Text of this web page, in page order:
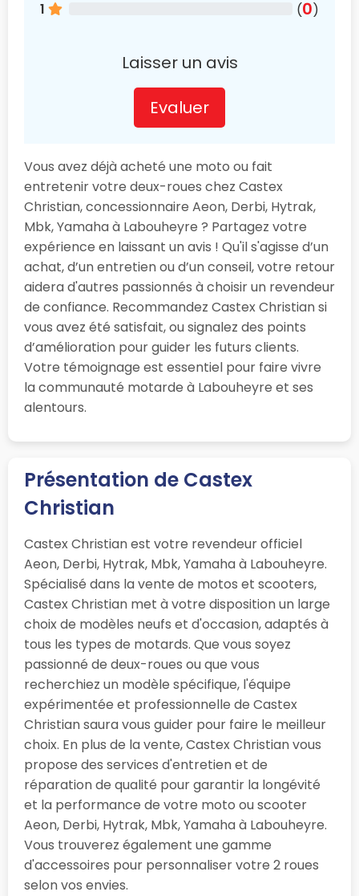
1 (0)
Laisser un avis
Evaluer
Vous avez déjà acheté une moto ou fait
entretenir votre deux-roues chez Castex
Christian, concessionnaire Aeon, Derbi, Hytrak,
Mbk, Yamaha à Labouheyre ? Partagez votre
expérience en laissant un avis ! Qu'il s'agisse d’un
achat, d’un entretien ou d’un conseil, votre retour
aidera d'autres passionnés à choisir un revendeur
de confiance. Recommandez Castex Christian si
vous avez été satisfait, ou signalez des points
d’amélioration pour guider les futurs clients.
Votre témoignage est essentiel pour faire vivre
la communauté motarde à Labouheyre et ses
alentours.
Présentation de Castex
Christian
Castex Christian est votre revendeur officiel
Aeon, Derbi, Hytrak, Mbk, Yamaha à Labouheyre.
Spécialisé dans la vente de motos et scooters,
Castex Christian met à votre disposition un large
choix de modèles neufs et d'occasion, adaptés à
tous les types de motards. Que vous soyez
passionné de deux-roues ou que vous
recherchiez un modèle spécifique, l'équipe
expérimentée et professionnelle de Castex
Christian saura vous guider pour faire le meilleur
choix. En plus de la vente, Castex Christian vous
propose des services d'entretien et de
réparation de qualité pour garantir la longévité
et la performance de votre moto ou scooter
Aeon, Derbi, Hytrak, Mbk, Yamaha à Labouheyre.
Vous trouverez également une gamme
d'accessoires pour personnaliser votre 2 roues
selon vos envies.